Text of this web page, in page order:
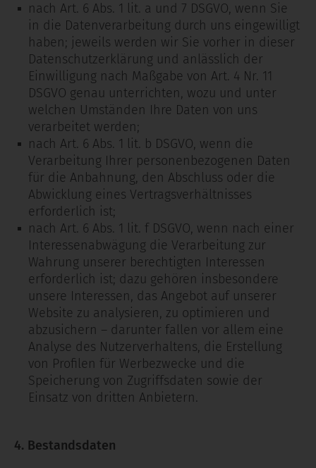
nach Art. 6 Abs. 1 lit. a und 7 DSGVO, wenn Sie
in die Datenverarbeitung durch uns eingewilligt
haben; jeweils werden wir Sie vorher in dieser
Datenschutzerklärung und anlässlich der
Einwilligung nach Maßgabe von Art. 4 Nr. 11
DSGVO genau unterrichten, wozu und unter
welchen Umständen Ihre Daten von uns
verarbeitet werden;
nach Art. 6 Abs. 1 lit. b DSGVO, wenn die
Verarbeitung Ihrer personenbezogenen Daten
für die Anbahnung, den Abschluss oder die
Abwicklung eines Vertragsverhältnisses
erforderlich ist;
nach Art. 6 Abs. 1 lit. f DSGVO, wenn nach einer
Interessenabwägung die Verarbeitung zur
Wahrung unserer berechtigten Interessen
erforderlich ist; dazu gehören insbesondere
unsere Interessen, das Angebot auf unserer
Website zu analysieren, zu optimieren und
abzusichern – darunter fallen vor allem eine
Analyse des Nutzerverhaltens, die Erstellung
von Profilen für Werbezwecke und die
Speicherung von Zugriffsdaten sowie der
Einsatz von dritten Anbietern.
4. Bestandsdaten